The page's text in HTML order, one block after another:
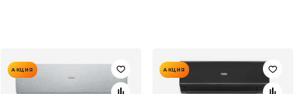
АКЦИЯ АКЦИЯ